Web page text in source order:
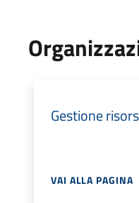
Gestione
VAI ALLA PAGINA